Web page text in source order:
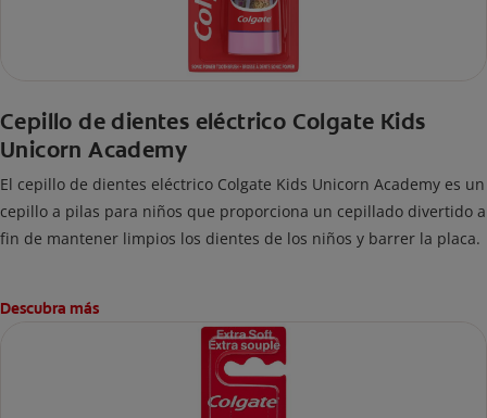
Cepillo de dientes eléctrico Colgate Kids
Unicorn Academy
El cepillo de dientes eléctrico Colgate Kids Unicorn Academy es un
cepillo a pilas para niños que proporciona un cepillado divertido a
fin de mantener limpios los dientes de los niños y barrer la placa.
Descubra más